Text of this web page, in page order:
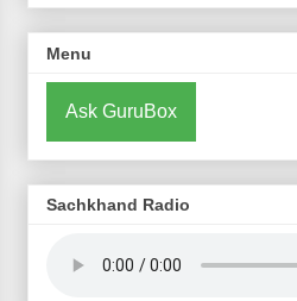
Menu
Ask GuruBox
Sachkhand Radio